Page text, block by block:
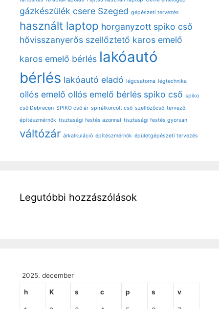
gázkészülék csere Szeged gépészeti tervezés
használt laptop horganyzott spiko cső
hővisszanyerős szellőztető karos emelő
karos emelő bérlés lakóautó
bérlés lakóautó eladó légcsatorna légtechnika
ollós emelő ollós emelő bérlés spiko cső spiko
cső Debrecen SPIKO cső ár spirálkorcolt cső szellőzőcső tervező
építészmérnök tisztasági festés azonnal tisztasági festés gyorsan
váltózár árkalkuláció építészmérnök épületgépészeti tervezés
Legutóbbi hozzászólások
2025. december
h K s c p s v